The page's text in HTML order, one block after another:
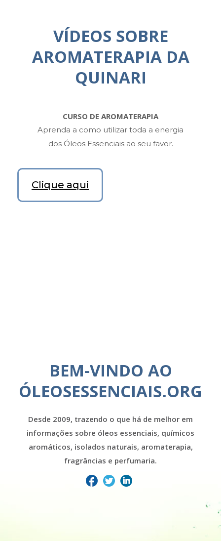
VÍDEOS SOBRE
AROMATERAPIA DA
QUINARI
CURSO DE AROMATERAPIA
Aprenda a como utilizar toda a energia
dos Óleos Essenciais ao seu favor.
Clique aqui
BEM-VINDO AO
ÓLEOSESSENCIAIS.ORG
Desde 2009, trazendo o que há de melhor em
informações sobre óleos essenciais, químicos
aromáticos, isolados naturais, aromaterapia,
fragrâncias e perfumaria.